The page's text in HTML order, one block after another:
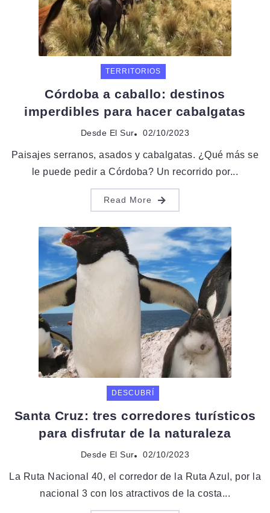
TERRITORIOS
Córdoba a caballo: destinos
imperdibles para hacer cabalgatas
Desde El Sur 02/10/2023
Paisajes serranos, asados y cabalgatas. ¿Qué más se
le puede pedir a Córdoba? Un recorrido por...
Read More
DESCUBRÍ
Santa Cruz: tres corredores turísticos
para disfrutar de la naturaleza
Desde El Sur 02/10/2023
La Ruta Nacional 40, el corredor de la Ruta Azul, por la
nacional 3 con los atractivos de la costa...